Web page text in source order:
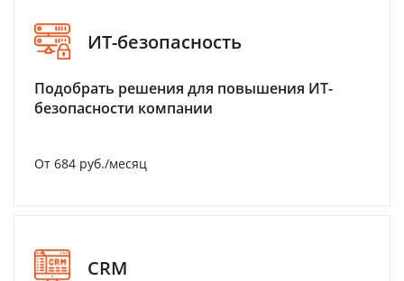
ИТ-безопасность
Подобрать решения для повышения ИТ-
безопасности компании
От 684 руб./месяц
CRM